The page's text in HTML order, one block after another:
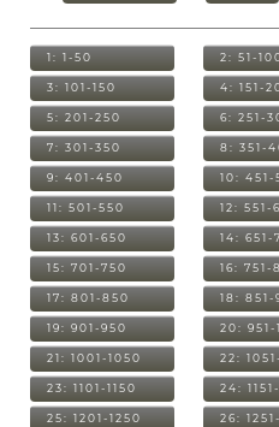
1: 1-50 2: 51-
3: 101-150 4: 151-
5: 201-250 6: 251-
7: 301-350 8: 351-
9: 401-450 10: 451-
11: 501-550 12: 551-
13: 601-650 14: 651-
15: 701-750 16: 751-
17: 801-850 18: 851-
19: 901-950 20: 951-
21: 1001-1050 22:
23: 1101-1150 24:
25: 1201-1250 26: